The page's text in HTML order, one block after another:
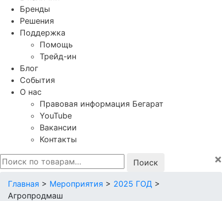
Бренды
Решения
Поддержка
Помощь
Трейд-ин
Блог
События
О нас
Правовая информация Бегарат
YouTube
Вакансии
Контакты
Искать:
×
Главная > Мероприятия > 2025 ГОД >
Агропродмаш